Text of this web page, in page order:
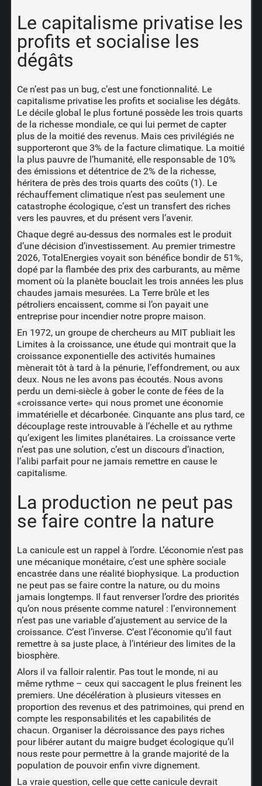
Le capitalisme privatise les
profits et socialise les
dégâts
Ce n’est pas un bug, c’est une fonctionnalité. Le
capitalisme privatise les profits et socialise les dégâts.
Le décile global le plus fortuné possède les trois quarts
de la richesse mondiale, ce qui lui permet de capter
plus de la moitié des revenus. Mais ces privilégiés ne
supporteront que 3% de la facture climatique. La moitié
la plus pauvre de l’humanité, elle responsable de 10%
des émissions et détentrice de 2% de la richesse,
héritera de près des trois quarts des coûts (1). Le
réchauffement climatique n’est pas seulement une
catastrophe écologique, c’est un transfert des riches
vers les pauvres, et du présent vers l’avenir.
Chaque degré au-dessus des normales est le produit
d’une décision d’investissement. Au premier trimestre
2026, TotalEnergies voyait son bénéfice bondir de 51%,
dopé par la flambée des prix des carburants, au même
moment où la planète bouclait les trois années les plus
chaudes jamais mesurées. La Terre brûle et les
pétroliers encaissent, comme si l’on payait une
entreprise pour incendier notre propre maison.
En 1972, un groupe de chercheurs au MIT publiait les
Limites à la croissance, une étude qui montrait que la
croissance exponentielle des activités humaines
mènerait tôt à tard à la pénurie, l’effondrement, ou aux
deux. Nous ne les avons pas écoutés. Nous avons
perdu un demi-siècle à gober le conte de fées de la
«croissance verte» qui nous promet une économie
immatérielle et décarbonée. Cinquante ans plus tard, ce
découplage reste introuvable à l’échelle et au rythme
qu’exigent les limites planétaires. La croissance verte
n’est pas une solution, c’est un discours d’inaction,
l’alibi parfait pour ne jamais remettre en cause le
capitalisme.
La production ne peut pas
se faire contre la nature
La canicule est un rappel à l’ordre. L’économie n’est pas
une mécanique monétaire, c’est une sphère sociale
encastrée dans une réalité biophysique. La production
ne peut pas se faire contre la nature, ou du moins
jamais longtemps. Il faut renverser l’ordre des priorités
qu’on nous présente comme naturel : l’environnement
n’est pas une variable d’ajustement au service de la
croissance. C’est l’inverse. C’est l’économie qu’il faut
remettre à sa juste place, à l’intérieur des limites de la
biosphère.
Alors il va falloir ralentir. Pas tout le monde, ni au
même rythme – ceux qui saccagent le plus freinent les
premiers. Une décélération à plusieurs vitesses en
proportion des revenus et des patrimoines, qui prend en
compte les responsabilités et les capabilités de
chacun. Organiser la décroissance des pays riches
pour libérer autant du maigre budget écologique qu’il
nous reste pour permettre à la grande majorité de la
population de pouvoir enfin vivre dignement.
La vraie question, celle que cette canicule devrait